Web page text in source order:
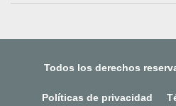
Todos los derechos
Políticas de privacidad